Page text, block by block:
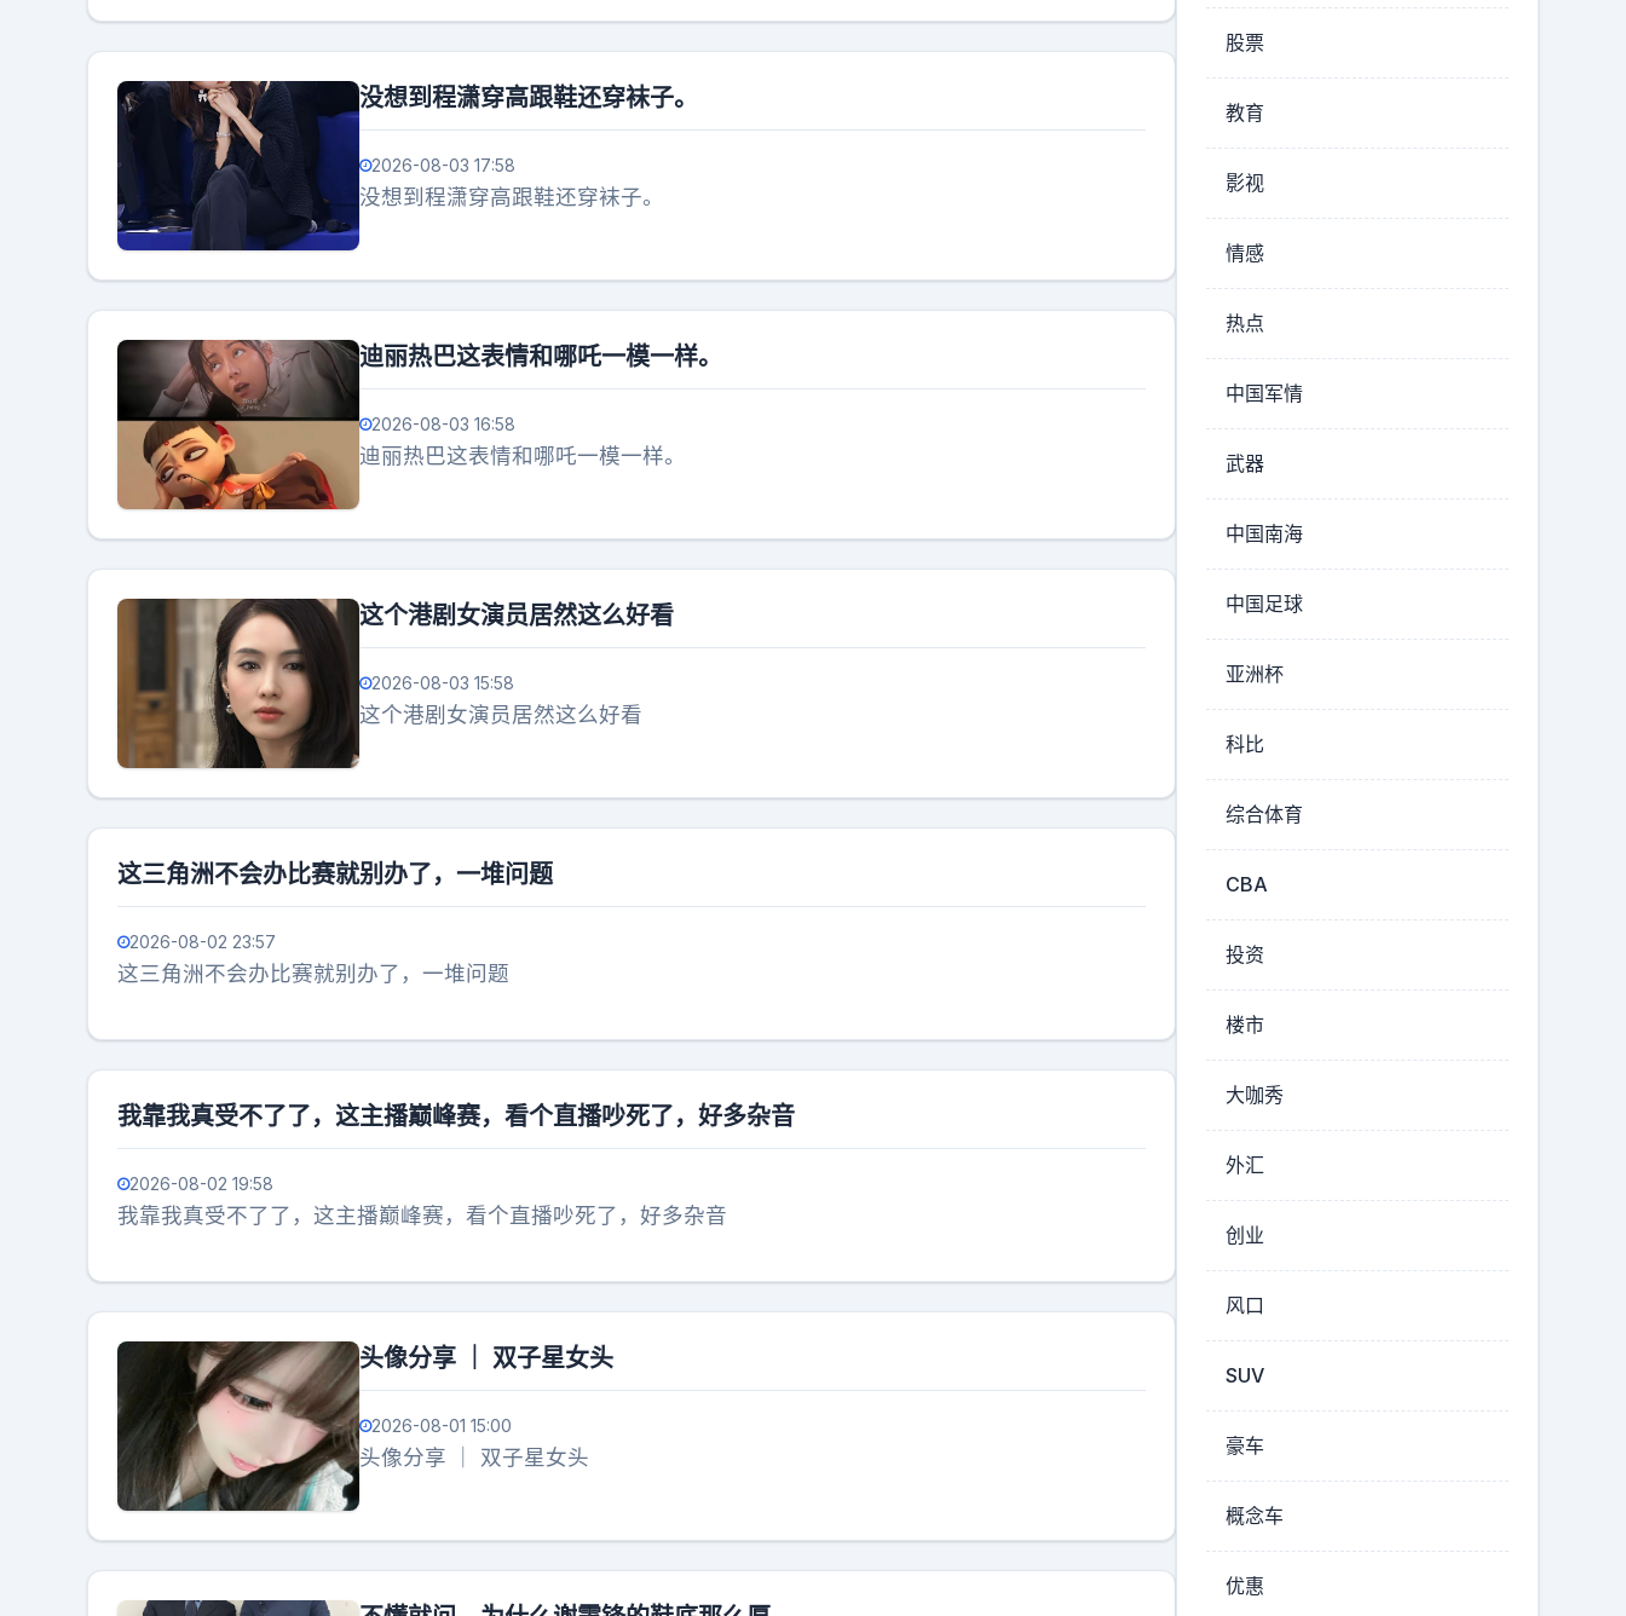
没想到程潇穿高跟鞋还穿袜子。
2026-08-03 17:58
没想到程潇穿高跟鞋还穿袜子。
迪丽热巴这表情和哪吒一模一样。
2026-08-03 16:58
迪丽热巴这表情和哪吒一模一样。
这个港剧女演员居然这么好看
2026-08-03 15:58
这个港剧女演员居然这么好看
这三角洲不会办比赛就别办了，一堆问题
2026-08-02 23:57
这三角洲不会办比赛就别办了，一堆问题
我靠我真受不了了，这主播巅峰赛，看个直播吵死了，好多杂音
2026-08-02 19:58
我靠我真受不了了，这主播巅峰赛，看个直播吵死了，好多杂音
头像分享 ｜ 双子星女头
2026-08-01 15:00
头像分享 ｜ 双子星女头
股票
教育
影视
情感
热点
中国军情
武器
中国南海
中国足球
亚洲杯
科比
综合体育
CBA
投资
楼市
大咖秀
外汇
创业
风口
SUV
豪车
概念车
优惠